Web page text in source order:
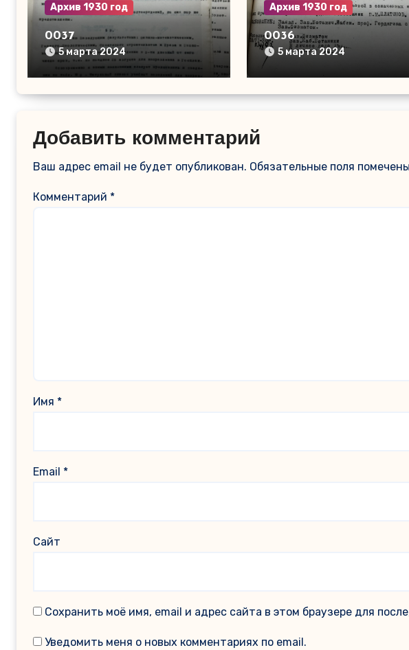
Архив 1930 год
0037
5 марта 2024
Архив 1930 год
0036
5 марта 2024
Добавить комментарий
Ваш адрес email не будет опубликован. Обязательные поля помечены
Комментарий *
Имя *
Email *
Сайт
Сохранить моё имя, email и адрес сайта в этом браузере для
Уведомить меня о новых комментариях по email.